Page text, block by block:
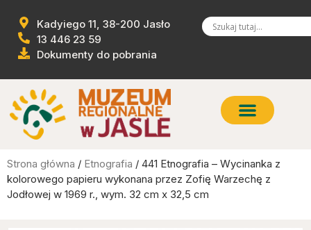
Kadyiego 11, 38-200 Jasło
13 446 23 59
Dokumenty do pobrania
Strona główna / Etnografia / 441 Etnografia – Wycinanka z
kolorowego papieru wykonana przez Zofię Warzechę z
Jodłowej w 1969 r., wym. 32 cm x 32,5 cm